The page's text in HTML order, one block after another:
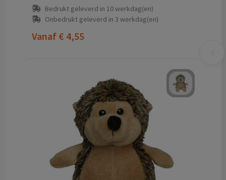
Bedrukt geleverd in 10 werkdag(en)
Onbedrukt geleverd in 3 werkdag(en)
Vanaf € 4,55